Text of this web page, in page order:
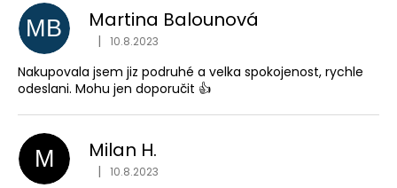
p
i
s
h
o
d
n
MB Martina Balounová
Hodnocení obchodu je 5 z 5 hvězdiček.
| 10.8.2023
Nakupovala jsem jiz podruhé a velka spokojenost, rychle
odeslani. Mohu jen doporučit 👍
M Milan H.
Hodnocení obchodu je 5 z 5 hvězdiček.
| 10.8.2023
t
e
n
a
j
í
t